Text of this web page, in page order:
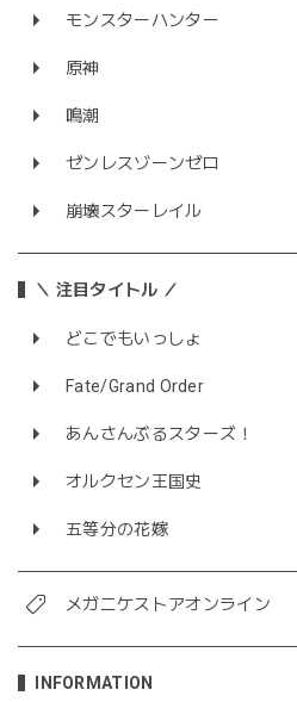
モンスターハンター
原神
鳴潮
ゼンレスゾーンゼロ
崩壊スターレイル
＼ 注目タイトル ／
どこでもいっしょ
Fate/Grand Order
あんさんぶるスターズ！
オルクセン王国史
五等分の花嫁
メガニケストアオンライン
INFORMATION